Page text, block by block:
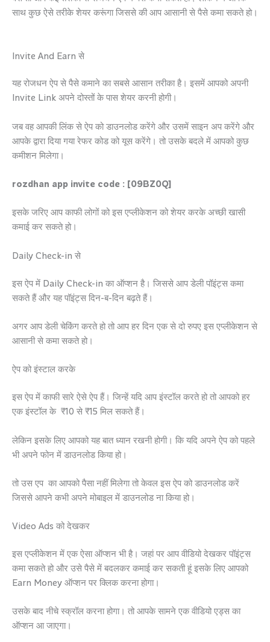
साथ कुछ ऐसे तरीके शेयर करूंगा जिससे की आप आसानी से पैसे कमा सकते हो।
Invite And Earn से
यह रोजधन ऐप से पैसे कमाने का सबसे आसान तरीका है। इसमें आपको अपनी
Invite Link अपने दोस्तों के पास शेयर करनी होगी।
जब वह आपकी लिंक से ऐप को डाउनलोड करेंगे और उसमें साइन अप करेंगे और
आपके द्वारा दिया गया रेफर कोड को यूस करेंगे। तो उसके बदले में आपको कुछ
कमीशन मिलेगा।
rozdhan app invite code : [09BZ0Q]
इसके जरिए आप काफी लोगों को इस एप्लीकेशन को शेयर करके अच्छी खासी
कमाई कर सकते हो।
Daily Check-in से
इस ऐप में Daily Check-in का ऑप्शन है। जिससे आप डेली पॉइंट्स कमा
सकते हैं और यह पॉइंट्स दिन-ब-दिन बढ़ते हैं।
अगर आप डेली चेकिंग करते हो तो आप हर दिन एक से दो रुपए इस एप्लीकेशन से
आसानी से कमा सकते हो।
ऐप को इंस्टाल करके
इस ऐप में काफी सारे ऐसे ऐप हैं। जिन्हें यदि आप इंस्टॉल करते हो तो आपको हर
एक इंस्टॉल के ₹10 से ₹15 मिल सकते हैं।
लेकिन इसके लिए आपको यह बात ध्यान रखनी होगी। कि यदि अपने ऐप को पहले
भी अपने फोन में डाउनलोड किया हो।
तो उस एप का आपको पैसा नहीं मिलेगा तो केवल इस ऐप को डाउनलोड करें
जिससे आपने कभी अपने मोबाइल में डाउनलोड ना किया हो।
Video Ads को देखकर
इस एप्लीकेशन में एक ऐसा ऑप्शन भी है। जहां पर आप वीडियो देखकर पॉइंट्स
कमा सकते हो और उसे पैसे में बदलकर कमाई कर सकती हूं इसके लिए आपको
Earn Money ऑप्शन पर क्लिक करना होगा।
उसके बाद नीचे स्क्रॉल करना होगा। तो आपके सामने एक वीडियो एड्स का
ऑप्शन आ जाएगा।